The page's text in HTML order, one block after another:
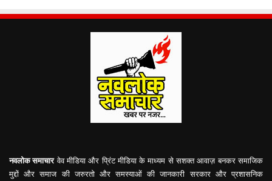
नवलोक समाचारवेव मीडिया और प्रिंट मीडिया के माध्यम से सशक्त आवाज़ बनकर समाजिक
मुद्दों और समाज की जरुरतो और समस्याओं की जानकारी सरकार और प्रशासनिक